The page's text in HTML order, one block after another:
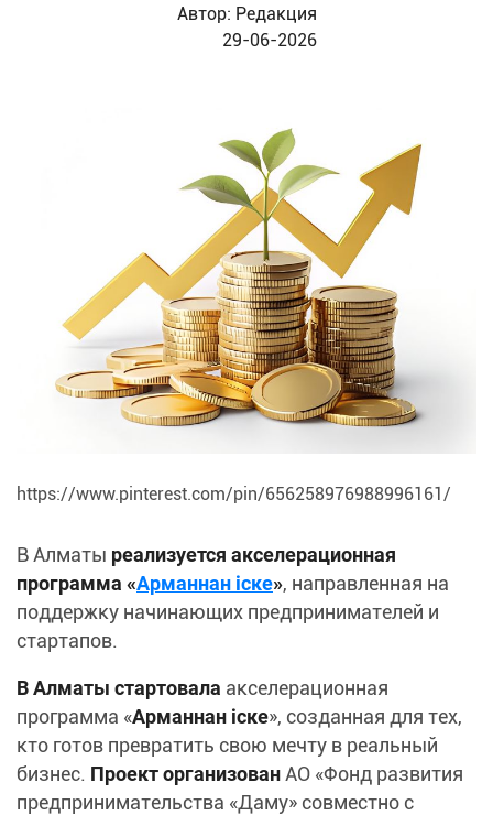
Автор: Редакция
29-06-2026
https://www.pinterest.com/pin/656258976988996161/
В Алматы реализуется акселерационная
программа «Арманнан іске», направленная на
поддержку начинающих предпринимателей и
стартапов.
В Алматы стартовала акселерационная
программа «Арманнан іске», созданная для тех,
кто готов превратить свою мечту в реальный
бизнес. Проект организован АО «Фонд развития
предпринимательства «Даму» совместно с